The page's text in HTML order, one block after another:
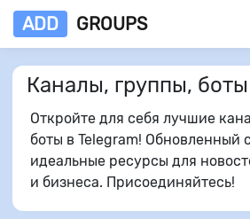
ADD GROUPS
Каналы, группы,
Откройте для себя лучшие
боты в Telegram! Обновленный
идеальные ресурсы для
и бизнеса. Присоединяйтесь!